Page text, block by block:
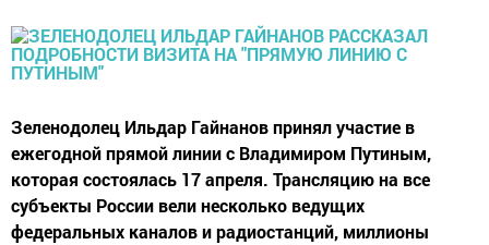
Зеленодолец Ильдар Гайнанов принял участие в
ежегодной прямой линии с Владимиром Путиным,
которая состоялась 17 апреля. Трансляцию на все
субъекты России вели несколько ведущих
федеральных каналов и радиостанций, миллионы